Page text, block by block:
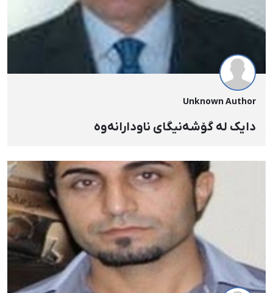
Unknown Author
دایک لە گۆشەنیگای ناودارانەوە